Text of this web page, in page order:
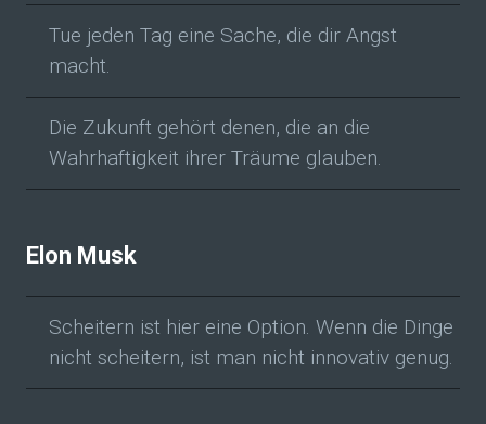
Tue jeden Tag eine Sache, die dir Angst
macht.
Die Zukunft gehört denen, die an die
Wahrhaftigkeit ihrer Träume glauben.
Elon Musk
Scheitern ist hier eine Option. Wenn die Dinge
nicht scheitern, ist man nicht innovativ genug.